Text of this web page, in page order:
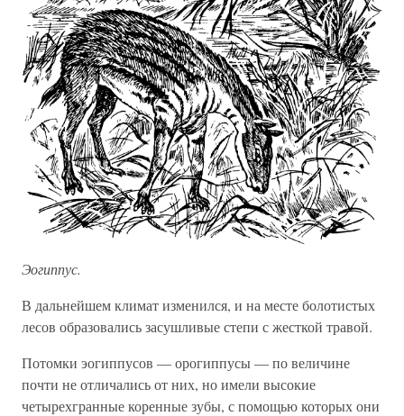
Эогиппус.
В дальнейшем климат изменился, и на месте болотистых
лесов образовались засушливые степи с жесткой травой.
Потомки эогиппусов — орогиппусы — по величине
почти не отличались от них, но имели высокие
четырехгранные коренные зубы, с помощью которых они